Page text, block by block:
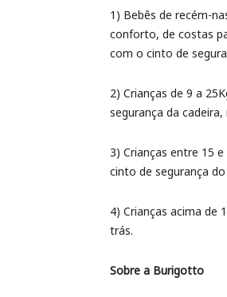
1) Bebês de recém-
conforto, de costas
com o cinto de
2) Crianças de 9 a
segurança da
3) Crianças entre 15
cinto de segurança
4) Crianças acima de
trás.
Sobre a Burigotto